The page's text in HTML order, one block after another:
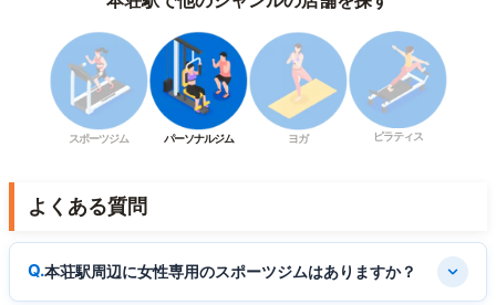
スポーツジム パーソナルジム ヨガ ピラティス
よくある質問
本荘駅周辺に女性専用のスポーツジムはありますか？